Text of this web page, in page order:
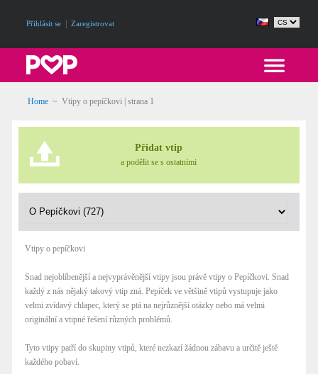
Přihlásit se Zaregistrovat
Home ~ Vtipy o pepíčkovi | strana 1
Přidat vtip
a podělit se s ostatními
Vtipy o pepíčkovi
Snad nejoblíbenější a nejvyprávěnější vtipy jsou právě vtipy o Pepíčkovi. Snad
každý z nás nějaký takový vtip zná. Pepíček ve většině vtipů vystupuje jako
velmi zvídavý chlapec, který se ptá na nejrůznější otázky nebo má velmi
originální a vtipné řešení různých problémů.
Tyto vtipy patří do skupiny vtipů, které nezkazí žádnou zábavu a určitě ještě
každého pobaví.